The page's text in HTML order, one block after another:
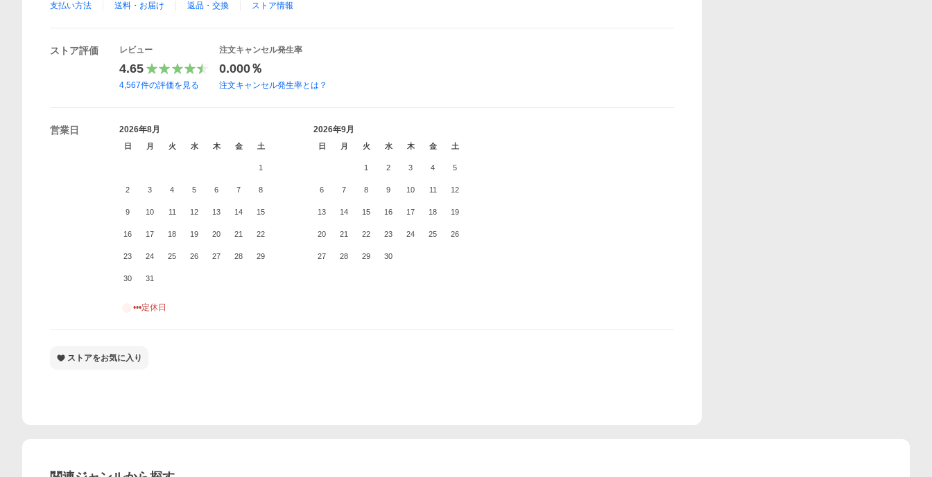
支払い方法 送料・お届け 返品・交換 ストア情報
ストア評価 レビュー
4.65
4,567件の評価を見る
注文キャンセル発生率
0.000％
注文キャンセル発生率とは？
営業日 2026年8月
日 月 火 水 木 金 土
1
2 3 4 5 6 7 8
9 10 11 12 13 14 15
16 17 18 19 20 21 22
23 24 25 26 27 28 29
30 31
2026年9月
日 月 火 水 木 金 土
1 2 3 4 5
6 7 8 9 10 11 12
13 14 15 16 17 18 19
20 21 22 23 24 25 26
27 28 29 30
•••定休日
ストアをお気に入り